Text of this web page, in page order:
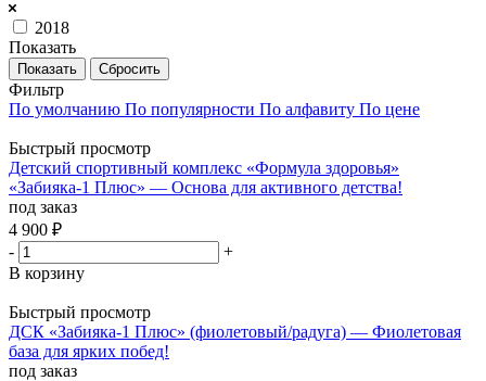
2018
Показать
Сбросить
Фильтр
По умолчанию По популярности По алфавиту По цене
Быстрый просмотр
Детский спортивный комплекс «Формула здоровья»
«Забияка-1 Плюс» — Основа для активного детства!
под заказ
4 900 ₽
-
+
В корзину
Быстрый просмотр
ДСК «Забияка-1 Плюс» (фиолетовый/радуга) — Фиолетовая
база для ярких побед!
под заказ